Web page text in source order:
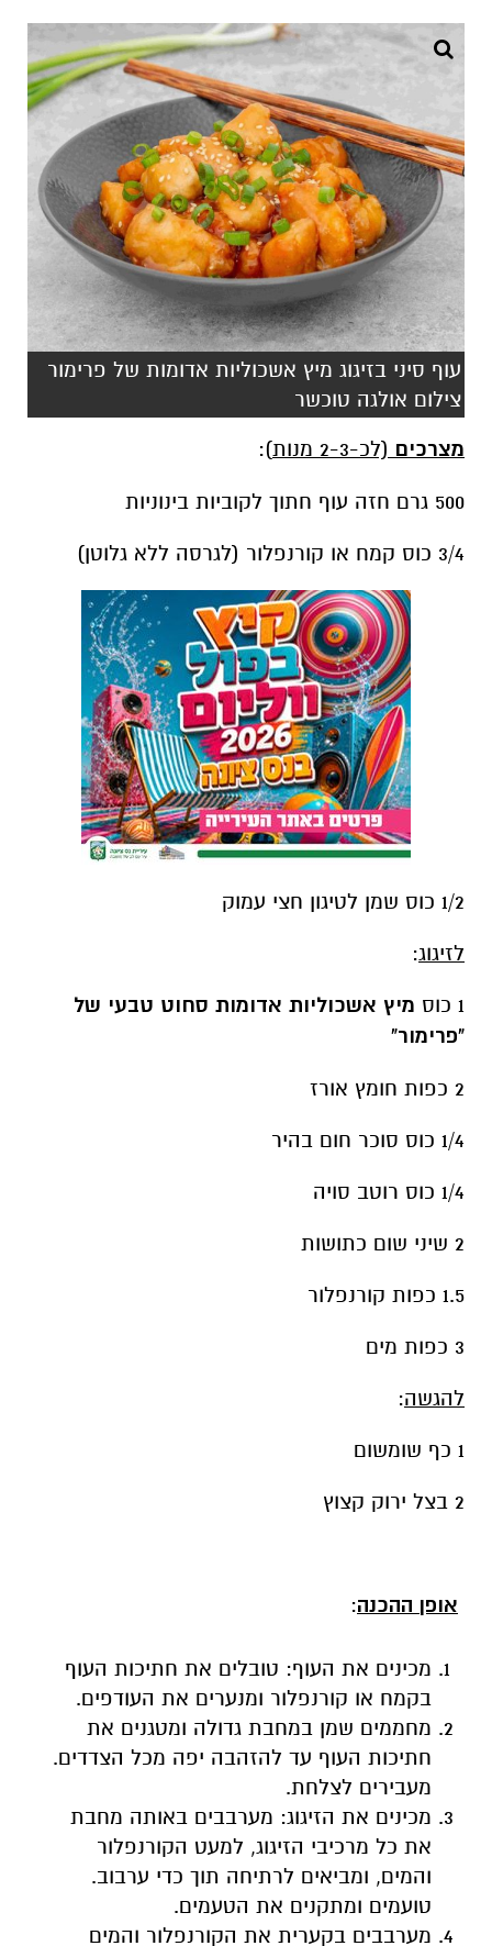
עוף סיני בזיגוג מיץ אשכוליות אדומות של פרימור
צילום אולגה טוכשר
מצרכים (לכ-2-3 מנות ):
500 גרם חזה עוף חתוך לקוביות בינוניות
3/4 כוס קמח או קורנפלור (לגרסה ללא גלוטן)
1/2 כוס שמן לטיגון חצי עמוק
לזיגוג:
1 כוס
מיץ אשכוליות אדומות סחוט טבעי של
"פרימור"
2 כפות חומץ אורז
1/4 כוס סוכר חום בהיר
1/4 כוס רוטב סויה
2 שיני שום כתושות
1.5 כפות קורנפלור
3 כפות מים
להגשה:
1 כף שומשום
2 בצל ירוק קצוץ
אופן ההכנה:
מכינים את העוף: טובלים את חתיכות העוף
בקמח או קורנפלור ומנערים את העודפים.
מחממים שמן במחבת גדולה ומטגנים את
חתיכות העוף עד להזהבה יפה מכל הצדדים.
מעבירים לצלחת.
מכינים את הזיגוג: מערבבים באותה מחבת
את כל מרכיבי הזיגוג, למעט הקורנפלור
והמים, ומביאים לרתיחה תוך כדי ערבוב.
טועמים ומתקנים את הטעמים.
מערבבים בקערית את הקורנפלור והמים